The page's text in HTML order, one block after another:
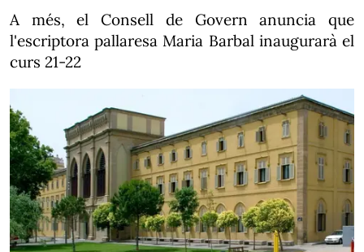
A més, el Consell de Govern anuncia que
l'escriptora pallaresa Maria Barbal inaugurarà el
curs 21-22